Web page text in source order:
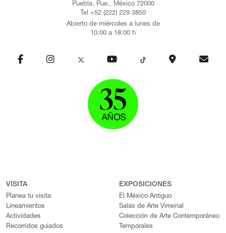
Puebla, Pue., México 72000
Tel +52 (222) 229 3850
Abierto de miércoles a lunes de
10:00 a 18:00 h
VISITA
Planea tu visita
Lineamientos
Actividades
Recorridos guiados
EXPOSICIONES
El México Antiguo
Salas de Arte Virreinal
Colección de Arte Contemporáneo
Temporales